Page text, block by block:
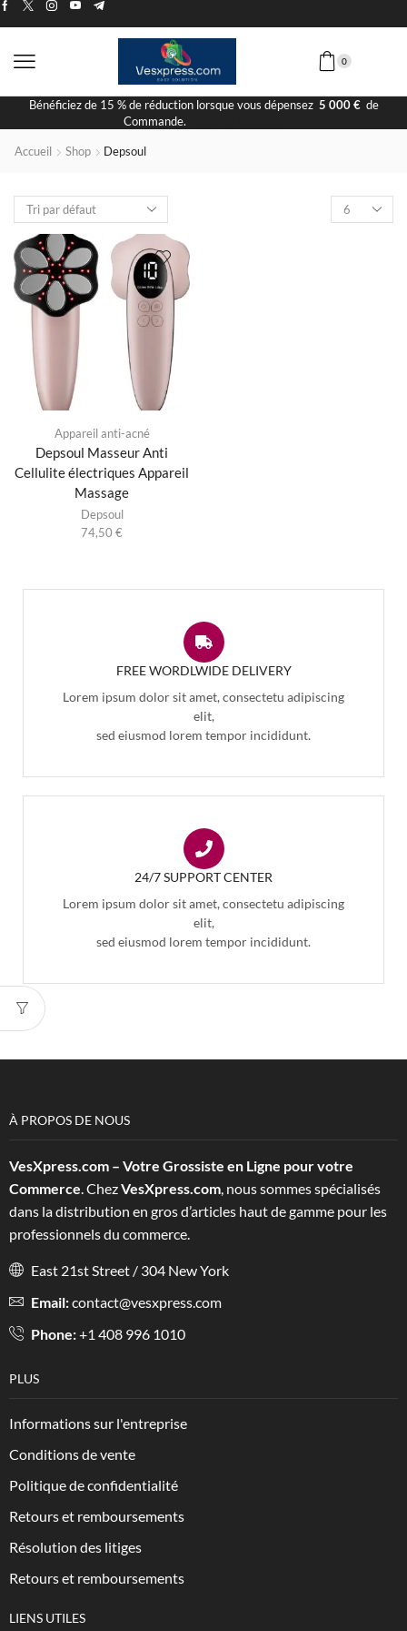
0
Bénéficiez de 15 % de réduction lorsque vous dépensez 5 000 €de
Commande.
Accueil Shop Depsoul
Appareil anti-acné
Depsoul Masseur Anti
Cellulite électriques Appareil
Massage
Depsoul
74,50 €
FREE WORDLWIDE DELIVERY
Lorem ipsum dolor sit amet, consectetu adipiscing
elit,
sed eiusmod lorem tempor incididunt.
24/7 SUPPORT CENTER
Lorem ipsum dolor sit amet, consectetu adipiscing
elit,
sed eiusmod lorem tempor incididunt.
À PROPOS DE NOUS
VesXpress.com – Votre Grossiste en Ligne pour votre
Commerce. ChezVesXpress.com, nous sommes spécialisés
dans la distribution en gros d’articles haut de gamme pour les
professionnels du commerce.
East 21st Street / 304 New York
Email:contact@vesxpress.com
Phone:+1 408 996 1010
PLUS
Informations sur l'entreprise
Conditions de vente
Politique de confidentialité
Retours et remboursements
Résolution des litiges
Retours et remboursements
LIENS UTILES